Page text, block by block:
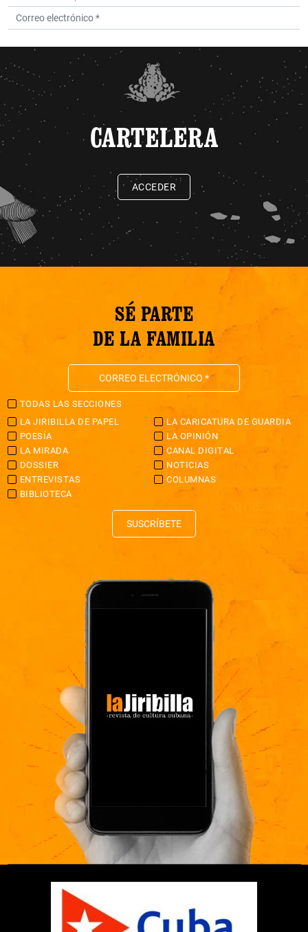
CARTELERA
ACCEDER
SÉ PARTE
DE LA FAMILIA
TODAS LAS SECCIONES
LA JIRIBILLA DE PAPEL
LA CARICATURA DE GUARDIA
POESÍA
LA OPINIÓN
LA MIRADA
CANAL DIGITAL
DOSSIER
NOTICIAS
ENTREVISTAS
COLUMNAS
BIBLIOTECA
SUSCRÍBETE